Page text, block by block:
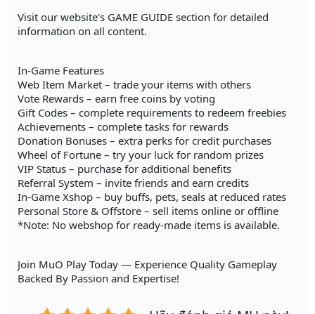
Visit our website's GAME GUIDE section for detailed
information on all content.
In-Game Features
Web Item Market – trade your items with others
Vote Rewards – earn free coins by voting
Gift Codes – complete requirements to redeem freebies
Achievements – complete tasks for rewards
Donation Bonuses – extra perks for credit purchases
Wheel of Fortune – try your luck for random prizes
VIP Status – purchase for additional benefits
Referral System – invite friends and earn credits
In-Game Xshop – buy buffs, pets, seals at reduced rates
Personal Store & Offstore – sell items online or offline
*Note: No webshop for ready-made items is available.
Join MuO Play Today — Experience Quality Gameplay
Backed By Passion and Expertise!